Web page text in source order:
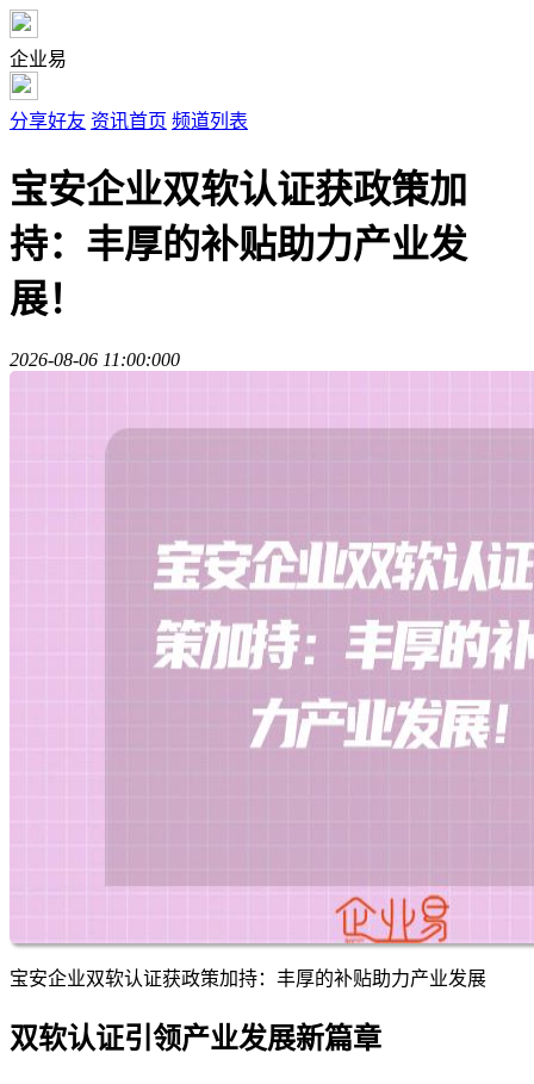
企业易
分享好友 资讯首页 频道列表
宝安企业双软认证获政策加
持：丰厚的补贴助力产业发
展！
2026-08-06 11:00:000
宝安企业双软认证获政策加持：丰厚的补贴助力产业发展
双软认证引领产业发展新篇章